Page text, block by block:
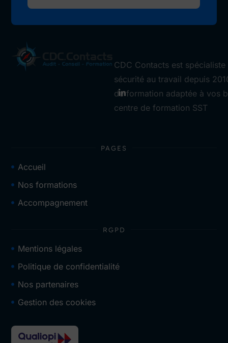
CDC Contacts est
sécurité au travail depuis
de formation adaptée à vos
centre de formation SST
PAGES
Accueil
Nos formations
Accompagnement
RGPD
Mentions légales
Politique de confidentialité
Nos partenaires
Gestion des cookies